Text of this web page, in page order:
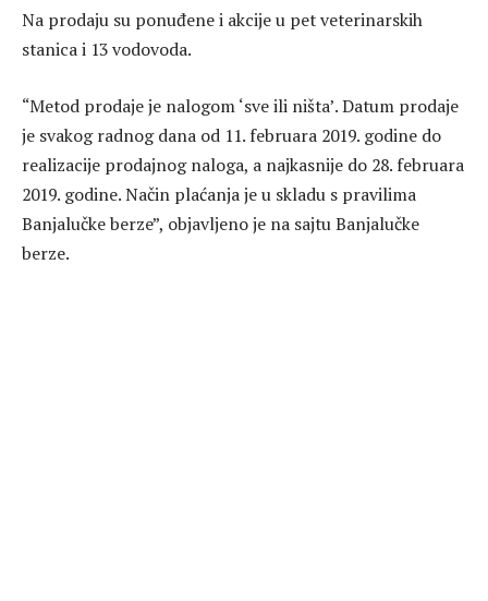
Na prodaju su ponuđene i akcije u pet veterinarskih
stanica i 13 vodovoda.
“Metod prodaje je nalogom ‘sve ili ništa’. Datum prodaje
je svakog radnog dana od 11. februara 2019. godine do
realizacije prodajnog naloga, a najkasnije do 28. februara
2019. godine. Način plaćanja je u skladu s pravilima
Banjalučke berze”, objavljeno je na sajtu Banjalučke
berze.